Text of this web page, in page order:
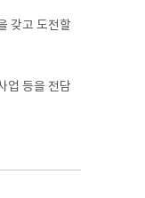
갖고 도전할
업 등을 전담